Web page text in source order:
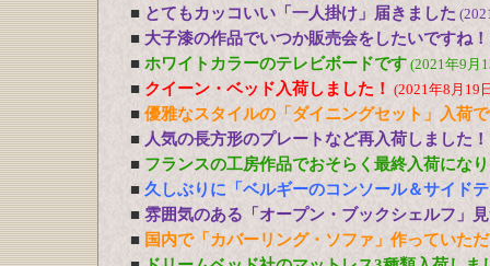
■ とてもカッコいい「一人掛け」届きました
■ 大子漆の作品でいつか販売会をしたいですね！
■ ホワイトカラーのテレビボードです (2021年9月
■ クイーン・ベッド入荷しました！ (2021年8月19
■ 優雅なスタイルの「ダイニングセット」入荷
■ 人気の長方形のプレートなど再入荷しました！
■ フランスの工房作品でおそらく最終入荷にな
■ 久しぶりに「ベルギーのコンソール＆サイド
■ 雰囲気のある「オープン・ブックシェルフ」
■ 国内で「カバーリング・ソファ」作っていた